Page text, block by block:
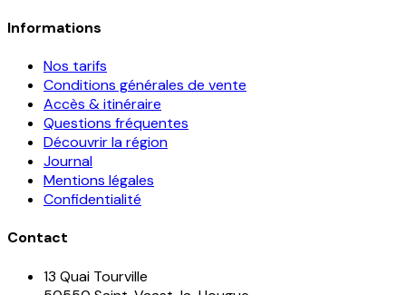
Informations
Nos tarifs
Conditions générales de vente
Accès & itinéraire
Questions fréquentes
Découvrir la région
Journal
Mentions légales
Confidentialité
Contact
13 Quai Tourville